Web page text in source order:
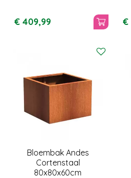
€ 409,99 €
Bloembak Andes
Cortenstaal
80x80x60cm